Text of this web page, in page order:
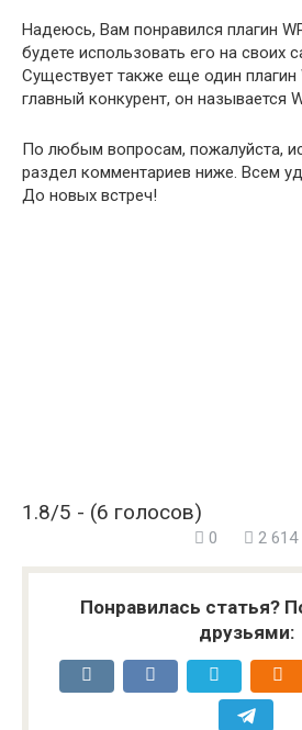
Надеюсь, Вам понравился плагин
будете использовать его на своих
Существует также еще один плагин
главный конкурент, он называется
По любым вопросам, пожалуйста,
раздел комментариев ниже. Всем
До новых встреч!
1.8/5 - (6 голосов)
0 2 614
Понравилась статья?
друзьями: